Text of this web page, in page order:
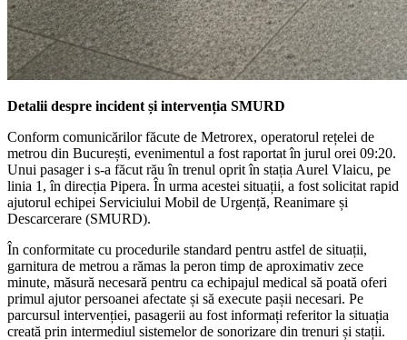
Detalii despre incident și intervenția SMURD
Conform comunicărilor făcute de Metrorex, operatorul rețelei de
metrou din București, evenimentul a fost raportat în jurul orei 09:20.
Unui pasager i s-a făcut rău în trenul oprit în stația Aurel Vlaicu, pe
linia 1, în direcția Pipera. În urma acestei situații, a fost solicitat rapid
ajutorul echipei Serviciului Mobil de Urgență, Reanimare și
Descarcerare (SMURD).
În conformitate cu procedurile standard pentru astfel de situații,
garnitura de metrou a rămas la peron timp de aproximativ zece
minute, măsură necesară pentru ca echipajul medical să poată oferi
primul ajutor persoanei afectate și să execute pașii necesari. Pe
parcursul intervenției, pasagerii au fost informați referitor la situația
creată prin intermediul sistemelor de sonorizare din trenuri și stații.